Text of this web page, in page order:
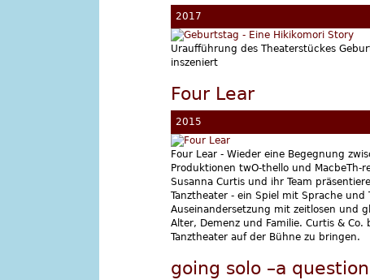
2017
Uraufführung des Theaterstückes
inszeniert
Four Lear
2015
Four Lear - Wieder eine Begegnung
Produktionen twO-thello und MacbeTh-
Susanna Curtis und ihr Team
Tanztheater - ein Spiel mit Sprache und
Auseinandersetzung mit zeitlosen und
Alter, Demenz und Familie. Curtis &
Tanztheater auf der Bühne zu bringen.
going solo –a